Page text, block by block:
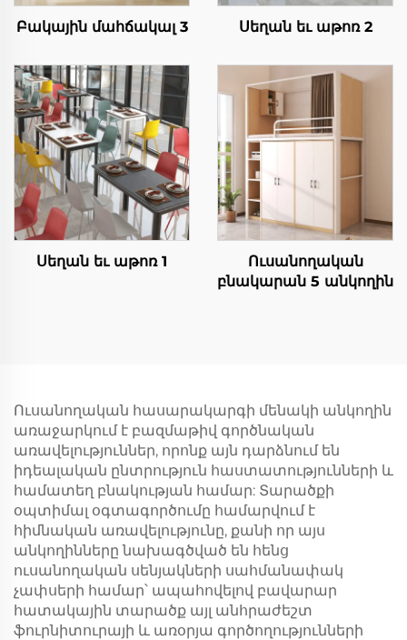
Բակային մահճակալ 3 Սեղան եւ աթոռ 2
Սեղան եւ աթոռ 1
Ուսանողական
բնակարան 5 անկողին
Ուսանողական հասարակարգի մենակի անկողին
առաջարկում է բազմաթիվ գործնական
առավելություններ, որոնք այն դարձնում են
իդեալական ընտրություն հաստատությունների և
համատեղ բնակության համար: Տարածքի
օպտիմալ օգտագործումը համարվում է
հիմնական առավելությունը, քանի որ այս
անկողինները նախագծված են հենց
ուսանողական սենյակների սահմանափակ
չափսերի համար՝ ապահովելով բավարար
հատակային տարածք այլ անհրաժեշտ
ֆուրնիտուրայի և առօրյա գործողությունների